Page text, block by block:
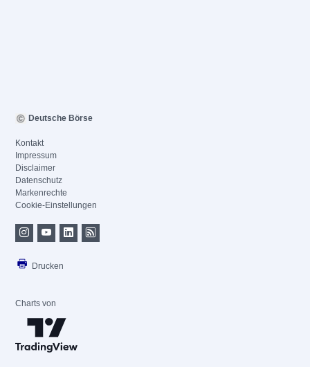
Deutsche Börse
Kontakt
Impressum
Disclaimer
Datenschutz
Markenrechte
Cookie-Einstellungen
Drucken
Charts von